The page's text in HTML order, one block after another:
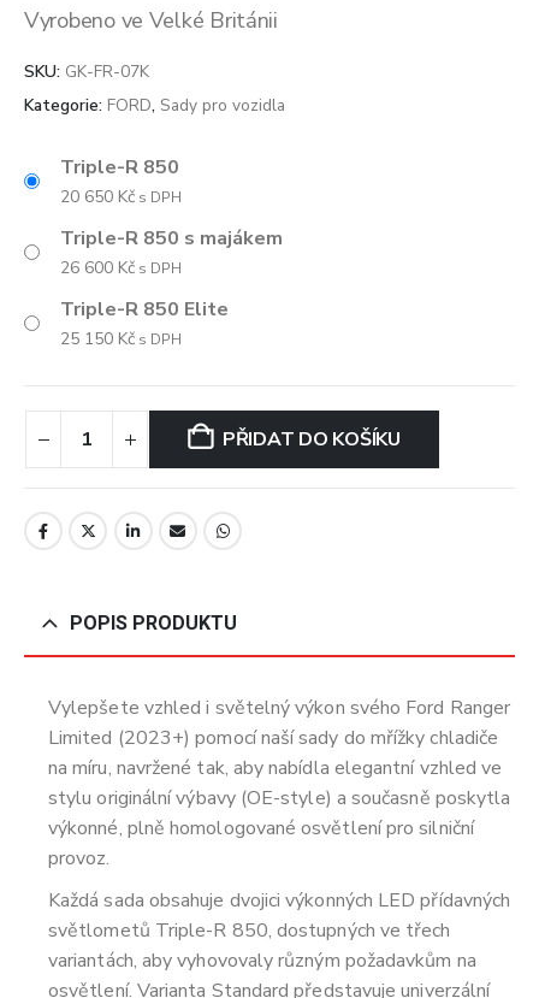
Vyrobeno ve Velké Británii
SKU: GK-FR-07K
Kategorie: FORD, Sady pro vozidla
Triple-R 850
20 650 Kč s DPH
Triple-R 850 s majákem
26 600 Kč s DPH
Triple-R 850 Elite
25 150 Kč s DPH
PŘIDAT DO KOŠÍKU
POPIS PRODUKTU
Vylepšete vzhled i světelný výkon svého Ford Ranger
Limited (2023+) pomocí naší sady do mřížky chladiče
na míru, navržené tak, aby nabídla elegantní vzhled ve
stylu originální výbavy (OE-style) a současně poskytla
výkonné, plně homologované osvětlení pro silniční
provoz.
Každá sada obsahuje dvojici výkonných LED přídavných
světlometů Triple-R 850, dostupných ve třech
variantách, aby vyhovovaly různým požadavkům na
osvětlení. Varianta Standard představuje univerzální